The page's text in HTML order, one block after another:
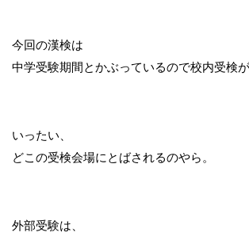
今回の漢検は
中学受験期間とかぶっているので校内受検が
いったい、
どこの受検会場にとばされるのやら。
外部受験は、